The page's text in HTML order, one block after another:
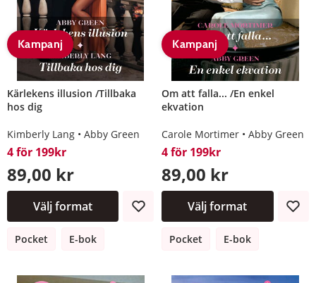
Kampanj
Kärlekens illusion /Tillbaka
hos dig
Kimberly Lang Abby Green
4 för 199kr
89,00 kr
Välj format
Pocket E-bok
Kampanj
Om att falla... /En enkel
ekvation
Carole Mortimer Abby Green
4 för 199kr
89,00 kr
Välj format
Pocket E-bok